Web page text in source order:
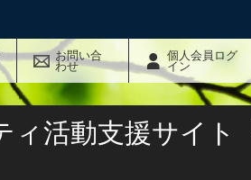
お問い合
わせ
個人会員ログ
イン
ィ活動支援サイト